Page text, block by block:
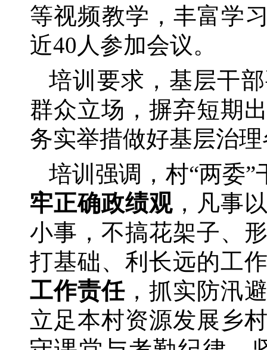
等视频教学，丰富学
近40人参加会议。
培训要求，基层干
群众立场，摒弃短期
务实举措做好基层治
培训强调，村“两委
牢正确政绩观 ，凡事
小事，不搞花架子、
打基础、利长远的工
工作责任 ，抓实防汛
立足本村资源发展乡